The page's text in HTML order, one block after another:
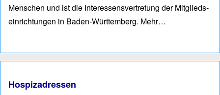
Men­schen und ist die Interessens­vertre­tung der Mitglieds­
einrich­tungen in Baden-Würt­tem­berg. Mehr…
Hospizadressen